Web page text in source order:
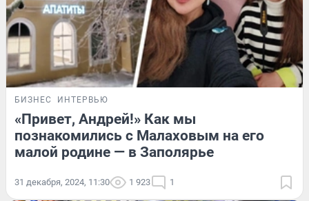
БИЗНЕС ИНТЕРВЬЮ
«Привет, Андрей!» Как мы
познакомились с Малаховым на его
малой родине — в Заполярье
31 декабря, 2024, 11:30 1 923 1